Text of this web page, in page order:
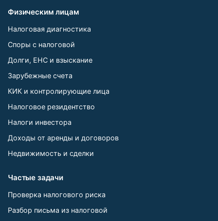
Физическим лицам
Налоговая диагностика
Споры с налоговой
Долги, ЕНС и взыскание
Зарубежные счета
КИК и контролирующие лица
Налоговое резидентство
Налоги инвестора
Доходы от аренды и договоров
Недвижимость и сделки
Частые задачи
Проверка налогового риска
Разбор письма из налоговой